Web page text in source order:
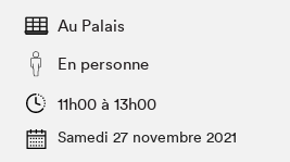
Vidéos et Balados
Club de lecture
Édition 2022
Planifier sa visite
Au Palais
En personne
11h00 à 13h00
Samedi 27 novembre 2021